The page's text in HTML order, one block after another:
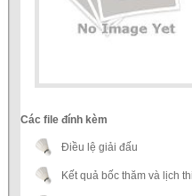
Các file đính kèm
Điều lệ giải đấu
Kết quả bốc thăm và lịch